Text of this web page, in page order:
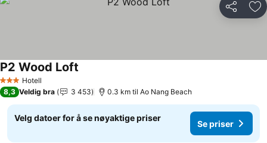
Del
3 StjernerHotell
P2 Wood Loft
8,3 Veldig bra 3 453 0.3 km til Ao Nang Beach
Velg datoer for å se nøyaktige priser
Se priser